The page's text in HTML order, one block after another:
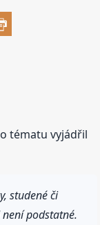
tématu vyjádřil
studené či
podstatné.